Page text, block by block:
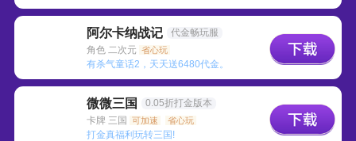
阿尔卡纳战记
代金畅玩服
角色 二次元 省心玩
有杀气童话2，天天送6480代金。
微微三国
0.05折打金版本
卡牌 三国 可加速 省心玩
打金真福利玩转三国!